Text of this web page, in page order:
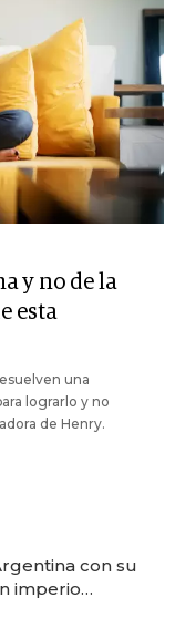
y no de la
esta
una
lograrlo y no
de Henry.
con su
imperio